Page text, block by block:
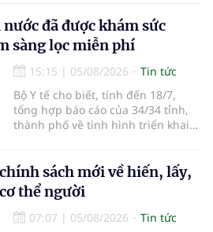
em bé đầu tiên chào đời.
nước đã được khám sức
sàng lọc miễn phí
15:15 | 05/08/2026
Tin tức
Bộ Y tế cho biết, tính đến 18/7,
tổng hợp báo cáo của 34/34 tỉnh,
thành phố về tình hình triển khai
nhận 32.286.360 người, chiếm gần
30% dân số cả nước đã được khám
sức khỏe định kỳ năm nay.
sách mới về hiến, lấy,
thể người
07:07 | 05/08/2026
Tin tức